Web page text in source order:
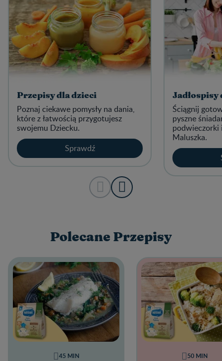
Przepisy dla dzieci
Poznaj ciekawe pomysły na dania,
które z łatwością przygotujesz
swojemu Dziecku.
Sprawdź
Jadłospisy
Ściągnij
pyszne
podwieczorki
Maluszka.
Polecane Przepisy
45 MIN 50 MIN